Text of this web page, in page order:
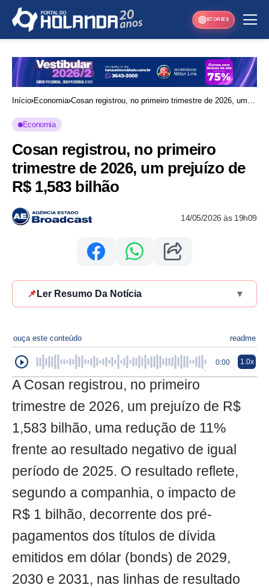
STORIES
Início Economia Cosan registrou, no primeiro trimestre de 2026, um
Economia
Cosan registrou, no primeiro
trimestre de 2026, um prejuízo de
R$ 1,583 bilhão
14/05/2026 às 19h09
📌 Ler Resumo Da Notícia ▾
ouça este conteúdo readme
0:00 1.0x
A Cosan registrou, no primeiro
trimestre de 2026, um prejuízo de R$
1,583 bilhão, uma redução de 11%
frente ao resultado negativo de igual
período de 2025. O resultado reflete,
segundo a companhia, o impacto de
R$ 1 bilhão, decorrente dos pré-
pagamentos dos títulos de dívida
emitidos em dólar (bonds) de 2029,
2030 e 2031, nas linhas de resultado